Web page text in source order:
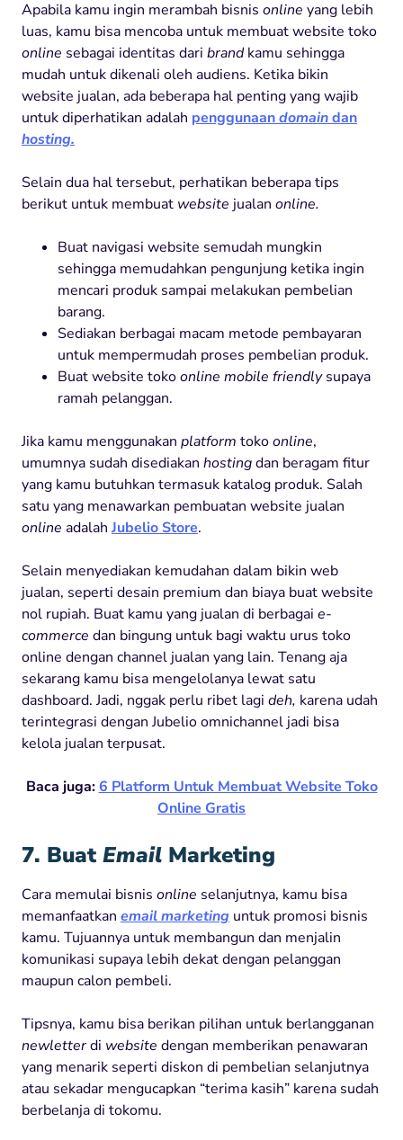
Apabila kamu ingin merambah bisnis online yang lebih
luas, kamu bisa mencoba untuk membuat website toko
online sebagai identitas dari brandkamu sehingga
mudah untuk dikenali oleh audiens. Ketika bikin
website jualan, ada beberapa hal penting yang wajib
untuk diperhatikan adalah penggunaandomaindan
hosting.
Selain dua hal tersebut, perhatikan beberapa tips
berikut untuk membuat website jualan online.
Buat navigasi website semudah mungkin
sehingga memudahkan pengunjung ketika ingin
mencari produk sampai melakukan pembelian
barang.
Sediakan berbagai macam metode pembayaran
untuk mempermudah proses pembelian produk.
Buat website tokoonline mobile friendlysupaya
ramah pelanggan.
Jika kamu menggunakan platform tokoonline,
umumnya sudah disediakan hostingdan beragam fitur
yang kamu butuhkan termasuk katalog produk. Salah
satu yang menawarkan pembuatan website jualan
online adalah Jubelio Store.
Selain menyediakan kemudahan dalam bikin web
jualan, seperti desain premium dan biaya buat website
nol rupiah. Buat kamu yang jualan di berbagai e-
commerce dan bingung untuk bagi waktu urus toko
online dengan channel jualan yang lain. Tenang aja
sekarang kamu bisa mengelolanya lewat satu
dashboard. Jadi, nggak perlu ribet lagi deh, karena udah
terintegrasi dengan Jubelio omnichannel jadi bisa
kelola jualan terpusat.
Baca juga:6 Platform Untuk Membuat Website Toko
Online Gratis
7. Buat Email Marketing
Cara memulai bisnis online selanjutnya, kamu bisa
memanfaatkan email marketing untuk promosi bisnis
kamu. Tujuannya untuk membangun dan menjalin
komunikasi supaya lebih dekat dengan pelanggan
maupun calon pembeli.
Tipsnya, kamu bisa berikan pilihan untuk berlangganan
newletterdi website dengan memberikan penawaran
yang menarik seperti diskon di pembelian selanjutnya
atau sekadar mengucapkan “terima kasih” karena sudah
berbelanja di tokomu.